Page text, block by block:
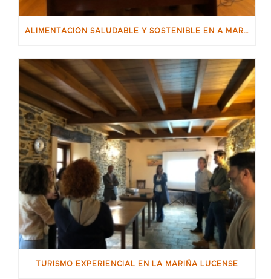
ALIMENTACIÓN SALUDABLE Y SOSTENIBLE EN A MARIÑA
TURISMO EXPERIENCIAL EN LA MARIÑA LUCENSE